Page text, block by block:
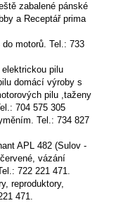
zabalené pánské
a Receptář prima
motorů. Tel.: 733
pilu
domácí výroby s
pilu ,taženy
704 575 305
Tel.: 734 827
APL 482 (Sulov -
vázání
722 221 471.
reproduktory,
471.